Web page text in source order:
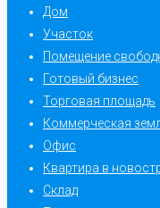
Дом
Участок
Помещение
Готовый бизнес
Торговая площадь
Коммерческая
Офис
Квартира в
Склад